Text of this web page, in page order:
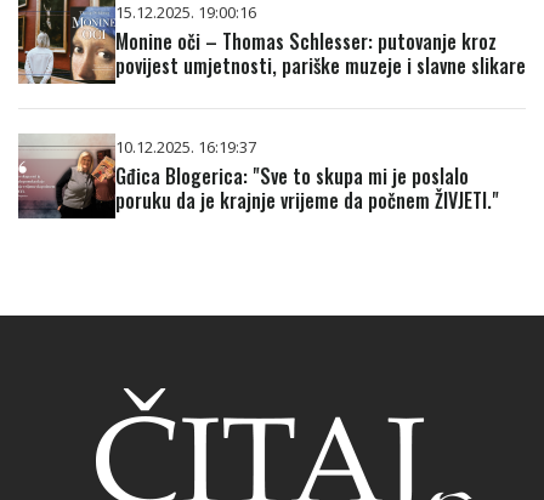
15.12.2025. 19:00:16
Monine oči – Thomas Schlesser: putovanje kroz
povijest umjetnosti, pariške muzeje i slavne slikare
10.12.2025. 16:19:37
Gđica Blogerica: "Sve to skupa mi je poslalo
poruku da je krajnje vrijeme da počnem ŽIVJETI."